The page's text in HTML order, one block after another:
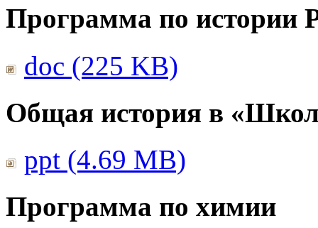
Программа по истории
doc (225 KB)
Общая история в
ppt (4.69 MB)
Программа по химии